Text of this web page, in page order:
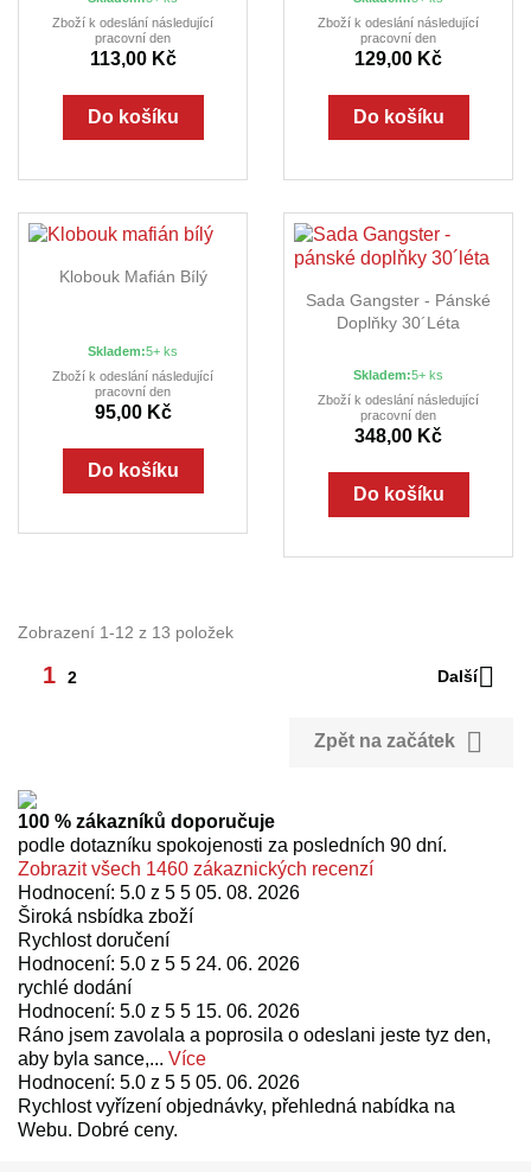
Zboží k odeslání následující
pracovní den
113,00 Kč
Do košíku
Zboží k odeslání následující
pracovní den
129,00 Kč
Do košíku
Klobouk Mafián Bílý
Skladem:5+ ks
Zboží k odeslání následující
pracovní den
95,00 Kč
Do košíku
Sada Gangster - Pánské
Doplňky 30´léta
Skladem:5+ ks
Zboží k odeslání následující
pracovní den
348,00 Kč
Do košíku
Zobrazení 1-12 z 13 položek
1 2 Další
Zpět na začátek 
100 % zákazníků doporučuje
podle dotazníku spokojenosti za posledních 90 dní.
Zobrazit všech 1460 zákaznických recenzí
Hodnocení: 5.0 z 5 5 05. 08. 2026
Široká nsbídka zboží
Rychlost doručení
Hodnocení: 5.0 z 5 5 24. 06. 2026
rychlé dodání
Hodnocení: 5.0 z 5 5 15. 06. 2026
Ráno jsem zavolala a poprosila o odeslani jeste tyz den,
aby byla sance,... Více
Hodnocení: 5.0 z 5 5 05. 06. 2026
Rychlost vyřízení objednávky, přehledná nabídka na
Webu. Dobré ceny.